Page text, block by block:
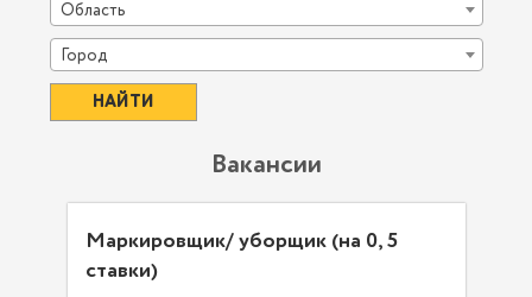
Область
Город
Вакансии
Маркировщик/ уборщик (на 0, 5
ставки)